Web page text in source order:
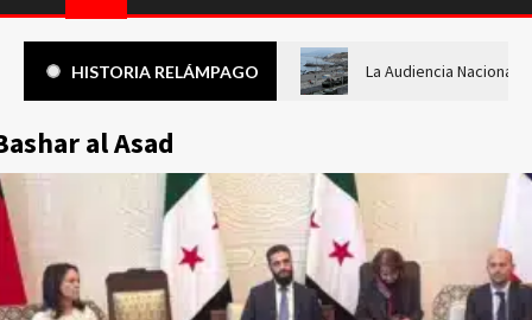
HISTORIA RELÁMPAGO La Audiencia Nacional
al Asad